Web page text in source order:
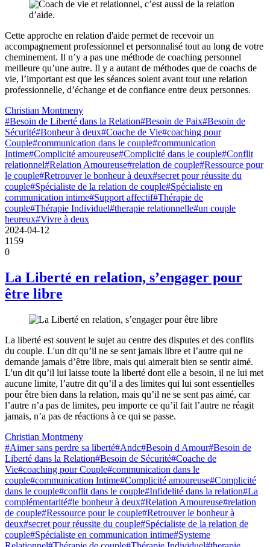
Cette approche en relation d'aide permet de recevoir un
accompagnement professionnel et personnalisé tout au long de votre
cheminement. Il n’y a pas une méthode de coaching personnel
meilleure qu’une autre. Il y a autant de méthodes que de coachs de
vie, l’important est que les séances soient avant tout une relation
professionnelle, d’échange et de confiance entre deux personnes.
Christian Montmeny
#Besoin de Liberté dans la Relation#Besoin de Paix#Besoin de
Sécurité#Bonheur à deux#Coache de Vie#coaching pour
Couple#communication dans le couple#communication
Intime#Complicité amoureuse#Complicité dans le couple#Conflit
relationnel#Relation Amoureuse#relation de couple#Ressource pour
le couple#Retrouver le bonheur à deux#secret pour réussite du
couple#Spécialiste de la relation de couple#Spécialiste en
communication intime#Support affectif#Thérapie de
couple#Thérapie Individuel#therapie relationnelle#un couple
heureux#Vivre à deux
2024-04-12
1159
0
La Liberté en relation, s’engager pour
être libre
La liberté est souvent le sujet au centre des disputes et des conflits
du couple. L'un dit qu’il ne se sent jamais libre et l’autre qui ne
demande jamais d’être libre, mais qui aimerait bien se sentir aimé.
L'un dit qu’il lui laisse toute la liberté dont elle a besoin, il ne lui met
aucune limite, l’autre dit qu’il a des limites qui lui sont essentielles
pour être bien dans la relation, mais qu’il ne se sent pas aimé, car
l’autre n’a pas de limites, peu importe ce qu’il fait l’autre ne réagit
jamais, n’a pas de réactions à ce qui se passe.
Christian Montmeny
#Aimer sans perdre sa liberté#Andc#Besoin d Amour#Besoin de
Liberté dans la Relation#Besoin de Sécurité#Coache de
Vie#coaching pour Couple#communication dans le
couple#communication Intime#Complicité amoureuse#Complicité
dans le couple#conflit dans le couple#Infidelité dans la relation#La
complémentarité#le bonheur à deux#Relation Amoureuse#relation
de couple#Ressource pour le couple#Retrouver le bonheur à
deux#secret pour réussite du couple#Spécialiste de la relation de
couple#Spécialiste en communication intime#Systeme